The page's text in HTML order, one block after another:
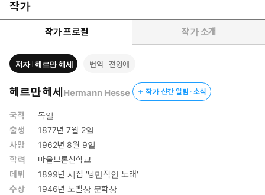
작가
작가 프로필 작가 소개
저자 헤르만 헤세 번역 전영애
헤르만 헤세Hermann Hesse 작가 신간 알림 · 소식
국적
독일
출생
1877년 7월 2일
사망
1962년 8월 9일
학력
마울브론신학교
데뷔
1899년 시집 '낭만적인 노래'
수상
1946년 노벨상 문학상